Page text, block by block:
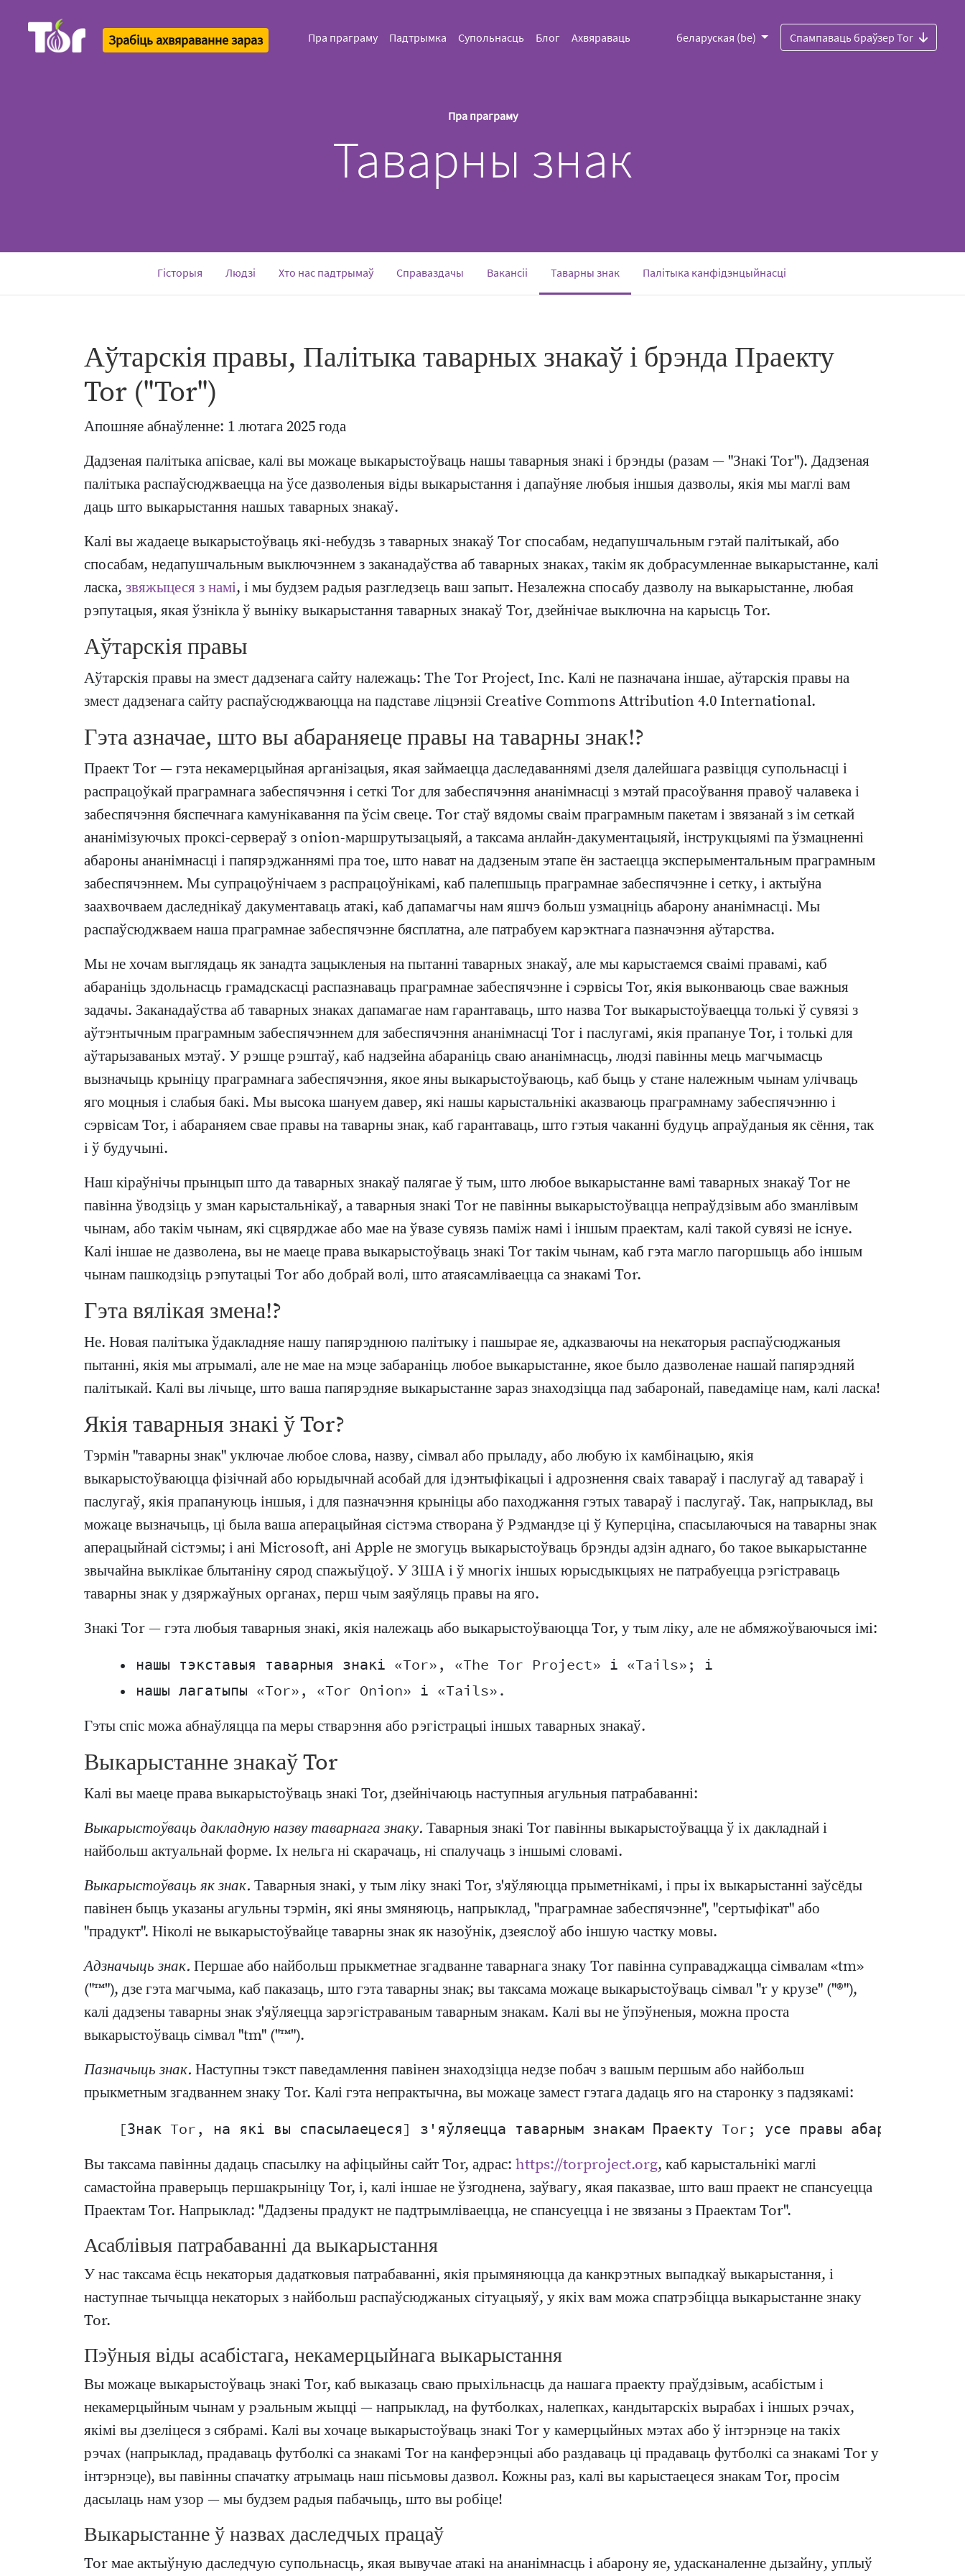
Зрабіць ахвяраванне зараз Пра праграму Падтрымка Супольнасць Блог Ахвяраваць беларуская (be) Спампаваць браўзер Tor
Пра праграму
Таварны знак
Гісторыя Людзі Хто нас падтрымаў Справаздачы Вакансіі Таварны знак(current)Палітыка канфідэнцыйнасці
Аўтарскія правы, Палітыка таварных знакаў і брэнда Праекту
Tor ("Tor")
Апошняе абнаўленне: 1 лютага 2025 года
Дадзеная палітыка апісвае, калі вы можаце выкарыстоўваць нашы таварныя знакі і брэнды (разам — "Знакі Tor"). Дадзеная
палітыка распаўсюджваецца на ўсе дазволеныя віды выкарыстання і дапаўняе любыя іншыя дазволы, якія мы маглі вам
даць што выкарыстання нашых таварных знакаў.
Калі вы жадаеце выкарыстоўваць які-небудзь з таварных знакаў Tor спосабам, недапушчальным гэтай палітыкай, або
спосабам, недапушчальным выключэннем з заканадаўства аб таварных знаках, такім як добрасумленнае выкарыстанне, калі
ласка, звяжыцеся з намі, і мы будзем радыя разгледзець ваш запыт. Незалежна спосабу дазволу на выкарыстанне, любая
рэпутацыя, якая ўзнікла ў выніку выкарыстання таварных знакаў Tor, дзейнічае выключна на карысць Tor.
Аўтарскія правы
Аўтарскія правы на змест дадзенага сайту належаць: The Tor Project, Inc. Калі не пазначана іншае, аўтарскія правы на
змест дадзенага сайту распаўсюджваюцца на падставе ліцэнзіі Creative Commons Attribution 4.0 International.
Гэта азначае, што вы абараняеце правы на таварны знак!?
Праект Tor — гэта некамерцыйная арганізацыя, якая займаецца даследаваннямі дзеля далейшага развіцця супольнасці і
распрацоўкай праграмнага забеспячэння і сеткі Tor для забеспячэння ананімнасці з мэтай прасоўвання правоў чалавека і
забеспячэння бяспечнага камунікавання па ўсім свеце. Tor стаў вядомы сваім праграмным пакетам і звязанай з ім сеткай
ананімізуючых проксі-сервераў з onion-маршрутызацыяй, а таксама анлайн-дакументацыяй, інструкцыямі па ўзмацненні
абароны ананімнасці і папярэджаннямі пра тое, што нават на дадзеным этапе ён застаецца эксперыментальным праграмным
забеспячэннем. Мы супрацоўнічаем з распрацоўнікамі, каб палепшыць праграмнае забеспячэнне і сетку, і актыўна
заахвочваем даследнікаў дакументаваць атакі, каб дапамагчы нам яшчэ больш узмацніць абарону ананімнасці. Мы
распаўсюджваем наша праграмнае забеспячэнне бясплатна, але патрабуем карэктнага пазначэння аўтарства.
Мы не хочам выглядаць як занадта зацыкленыя на пытанні таварных знакаў, але мы карыстаемся сваімі правамі, каб
абараніць здольнасць грамадскасці распазнаваць праграмнае забеспячэнне і сэрвісы Tor, якія выконваюць свае важныя
задачы. Заканадаўства аб таварных знаках дапамагае нам гарантаваць, што назва Tor выкарыстоўваецца толькі ў сувязі з
аўтэнтычным праграмным забеспячэннем для забеспячэння ананімнасці Tor і паслугамі, якія прапануе Tor, і толькі для
аўтарызаваных мэтаў. У рэшце рэштаў, каб надзейна абараніць сваю ананімнасць, людзі павінны мець магчымасць
вызначыць крыніцу праграмнага забеспячэння, якое яны выкарыстоўваюць, каб быць у стане належным чынам улічваць
яго моцныя і слабыя бакі. Мы высока шануем давер, які нашы карыстальнікі аказваюць праграмнаму забеспячэнню і
сэрвісам Tor, і абараняем свае правы на таварны знак, каб гарантаваць, што гэтыя чаканні будуць апраўданыя як сёння, так
і ў будучыні.
Наш кіраўнічы прынцып што да таварных знакаў палягае ў тым, што любое выкарыстанне вамі таварных знакаў Tor не
павінна ўводзіць у зман карыстальнікаў, а таварныя знакі Tor не павінны выкарыстоўвацца непраўдзівым або зманлівым
чынам, або такім чынам, які сцвярджае або мае на ўвазе сувязь паміж намі і іншым праектам, калі такой сувязі не існуе.
Калі іншае не дазволена, вы не маеце права выкарыстоўваць знакі Tor такім чынам, каб гэта магло пагоршыць або іншым
чынам пашкодзіць рэпутацыі Tor або добрай волі, што атаясамліваецца са знакамі Tor.
Гэта вялікая змена!?
Не. Новая палітыка ўдакладняе нашу папярэднюю палітыку і пашырае яе, адказваючы на некаторыя распаўсюджаныя
пытанні, якія мы атрымалі, але не мае на мэце забараніць любое выкарыстанне, якое было дазволенае нашай папярэдняй
палітыкай. Калі вы лічыце, што ваша папярэдняе выкарыстанне зараз знаходзіцца пад забаронай, паведаміце нам, калі ласка!
Якія таварныя знакі ў Tor?
Тэрмін "таварны знак" уключае любое слова, назву, сімвал або прыладу, або любую іх камбінацыю, якія
выкарыстоўваюцца фізічнай або юрыдычнай асобай для ідэнтыфікацыі і адрознення сваіх тавараў і паслугаў ад тавараў і
паслугаў, якія прапануюць іншыя, і для пазначэння крыніцы або паходжання гэтых тавараў і паслугаў. Так, напрыклад, вы
можаце вызначыць, ці была ваша аперацыйная сістэма створана ў Рэдмандзе ці ў Куперціна, спасылаючыся на таварны знак
аперацыйнай сістэмы; і ані Microsoft, ані Apple не змогуць выкарыстоўваць брэнды адзін аднаго, бо такое выкарыстанне
звычайна выклікае блытаніну сярод спажыўцоў. У ЗША і ў многіх іншых юрысдыкцыях не патрабуецца рэгістраваць
таварны знак у дзяржаўных органах, перш чым заяўляць правы на яго.
Знакі Tor — гэта любыя таварныя знакі, якія належаць або выкарыстоўваюцца Tor, у тым ліку, але не абмяжоўваючыся імі:
    • нашы тэкставыя таварныя знакі «Tor», «The Tor Project» і «Tails»; і
Гэты спіс можа абнаўляцца па меры стварэння або рэгістрацыі іншых таварных знакаў.
Выкарыстанне знакаў Tor
Калі вы маеце права выкарыстоўваць знакі Tor, дзейнічаюць наступныя агульныя патрабаванні:
Выкарыстоўваць дакладную назву таварнага знаку. Таварныя знакі Tor павінны выкарыстоўвацца ў іх дакладнай і
найбольш актуальнай форме. Іх нельга ні скарачаць, ні спалучаць з іншымі словамі.
Выкарыстоўваць як знак. Таварныя знакі, у тым ліку знакі Tor, з'яўляюцца прыметнікамі, і пры іх выкарыстанні заўсёды
павінен быць указаны агульны тэрмін, які яны змяняюць, напрыклад, "праграмнае забеспячэнне", "сертыфікат" або
"прадукт". Ніколі не выкарыстоўвайце таварны знак як назоўнік, дзеяслоў або іншую частку мовы.
Адзначыць знак. Першае або найбольш прыкметнае згадванне таварнага знаку Tor павінна суправаджацца сімвалам «tm»
("™"), дзе гэта магчыма, каб паказаць, што гэта таварны знак; вы таксама можаце выкарыстоўваць сімвал "r у крузе" ("®"),
калі дадзены таварны знак з'яўляецца зарэгістраваным таварным знакам. Калі вы не ўпэўненыя, можна проста
выкарыстоўваць сімвал "tm" ("™").
Пазначыць знак. Наступны тэкст паведамлення павінен знаходзіцца недзе побач з вашым першым або найбольш
прыкметным згадваннем знаку Tor. Калі гэта непрактычна, вы можаце замест гэтага дадаць яго на старонку з падзякамі:
Вы таксама павінны дадаць спасылку на афіцыйны сайт Tor, адрас: https://torproject.org, каб карыстальнікі маглі
самастойна праверыць першакрыніцу Tor, і, калі іншае не ўзгоднена, заўвагу, якая паказвае, што ваш праект не спансуецца
Праектам Tor. Напрыклад: "Дадзены прадукт не падтрымліваецца, не спансуецца і не звязаны з Праектам Tor".
Асаблівыя патрабаванні да выкарыстання
У нас таксама ёсць некаторыя дадатковыя патрабаванні, якія прымяняюцца да канкрэтных выпадкаў выкарыстання, і
наступнае тычыцца некаторых з найбольш распаўсюджаных сітуацыяў, у якіх вам можа спатрэбіцца выкарыстанне знаку
Tor.
Пэўныя віды асабістага, некамерцыйнага выкарыстання
Вы можаце выкарыстоўваць знакі Tor, каб выказаць сваю прыхільнасць да нашага праекту праўдзівым, асабістым і
некамерцыйным чынам у рэальным жыцці — напрыклад, на футболках, налепках, кандытарскіх вырабах і іншых рэчах,
якімі вы дзеліцеся з сябрамі. Калі вы хочаце выкарыстоўваць знакі Tor у камерцыйных мэтах або ў інтэрнэце на такіх
рэчах (напрыклад, прадаваць футболкі са знакамі Tor на канферэнцыі або раздаваць ці прадаваць футболкі са знакамі Tor у
інтэрнэце), вы павінны спачатку атрымаць наш пісьмовы дазвол. Кожны раз, калі вы карыстаецеся знакам Tor, просім
дасылаць нам узор — мы будзем радыя пабачыць, што вы робіце!
Выкарыстанне ў назвах даследчых працаў
Tor мае актыўную даследчую супольнасць, якая вывучае атакі на ананімнасць і абарону яе, удасканаленне дызайну, уплыў